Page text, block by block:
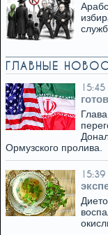
ГЛАВНЫЕ
15:45
Ормузского пролива.
15:39